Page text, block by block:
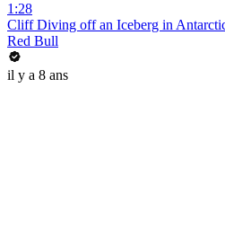
1:28
Cliff Diving off an Iceberg in
Red Bull
il y a 8 ans